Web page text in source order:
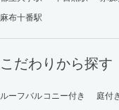
麻布十番駅
こだわりから探す
ルーフバルコニー付き 庭付